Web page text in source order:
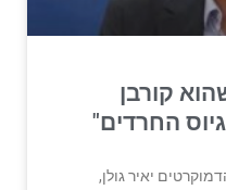
קורבן
החרדים"
יאיר גולן,